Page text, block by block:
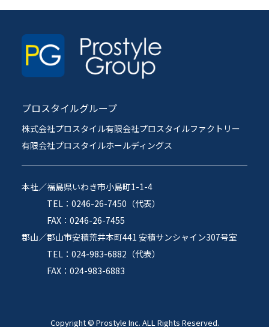
プロスタイルグループ
株式会社プロスタイル有限会社プロスタイルファクトリー
有限会社プロスタイルホールディングス
本社／福島県いわき市小島町1-1-4
TEL：0246-26-7450（代表）
FAX：0246-26-7455
郡山／郡山市安積荒井本町441 安積サンシャイン307号室
TEL：024-983-6882（代表）
FAX：024-983-6883
Copyright © Prostyle Inc. ALL Rights Reserved.